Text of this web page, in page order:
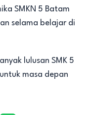
SMKN 5 Batam
selama belajar di
lulusan SMK 5
masa depan